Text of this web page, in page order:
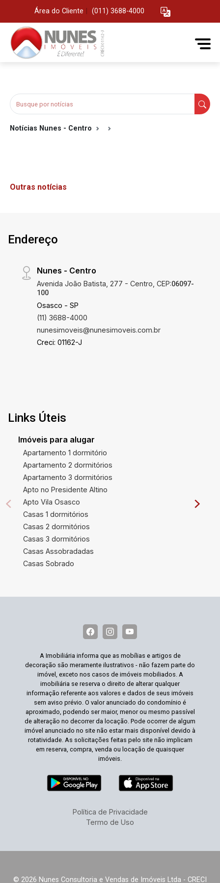
Área do Cliente (011) 3688-4000
Notícias Nunes - Centro
Outras notícias
Endereço
Nunes - Centro
Avenida João Batista, 277 - Centro, CEP:06097-
100
Osasco - SP
(11) 3688-4000
nunesimoveis@nunesimoveis.com.br
Creci: 01162-J
Links Úteis
Imóveis para alugar
Apartamento 1 dormitório
Apartamento 2 dormitórios
Apartamento 3 dormitórios
Apto no Presidente Altino
Apto Vila Osasco
Casas 1 dormitórios
Casas 2 dormitórios
Casas 3 dormitórios
Casas Assobradadas
Casas Sobrado
A Imobiliária informa que as mobílias e artigos de
decoração são meramente ilustrativos - não fazem parte do
imóvel, exceto nos casos de imóveis mobiliados. A
imobiliária se reserva o direito de alterar qualquer
informação referente aos valores e dados de seus imóveis
sem aviso prévio. O valor anunciado do condomínio é
aproximado, podendo ser maior, menor ou mesmo passível
de alteração no decorrer da locação. Pode ocorrer de algum
imóvel anunciado no site não estar mais disponível devido à
rotatividade. As solicitações feitas pelo site não implicam
em reserva, compra, venda ou locação de quaisquer
imóveis.
Política de Privacidade
Termo de Uso
© 2026 Nunes Consultoria e Vendas de Imóveis Ltda - CRECI